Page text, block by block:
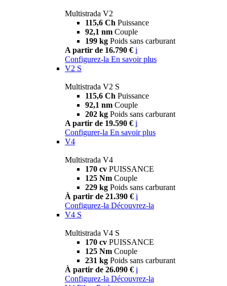
Multistrada V2
115,6 Ch Puissance
92,1 nm Couple
199 kg Poids sans carburant
A partir de 16.790 € i
Configurez-la En savoir plus
V2 S
Multistrada V2 S
115,6 Ch Puissance
92,1 nm Couple
202 kg Poids sans carburant
A partir de 19.590 € i
Configurer-la En savoir plus
V4
Multistrada V4
170 cv PUISSANCE
125 Nm Couple
229 kg Poids sans carburant
À partir de 21.390 € i
Configurez-la Découvrez-la
V4 S
Multistrada V4 S
170 cv PUISSANCE
125 Nm Couple
231 kg Poids sans carburant
À partir de 26.090 € i
Configurez-la Découvrez-la